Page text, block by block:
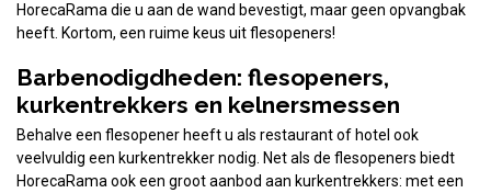
HorecaRama die u aan de wand bevestigt, maar geen opvangbak
heeft. Kortom, een ruime keus uit flesopeners!
Barbenodigdheden: flesopeners,
kurkentrekkers en kelnersmessen
Behalve een flesopener heeft u als restaurant of hotel ook
veelvuldig een kurkentrekker nodig. Net als de flesopeners biedt
HorecaRama ook een groot aanbod aan kurkentrekkers: met een